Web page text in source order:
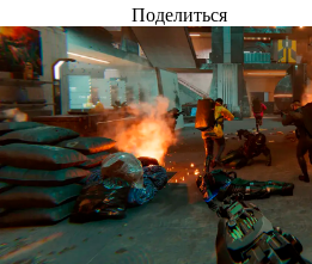
Поделиться